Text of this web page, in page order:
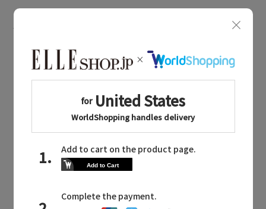
BOUGHT TOGETHER
同じブランドのアイテム
GALLARDAGALANTE